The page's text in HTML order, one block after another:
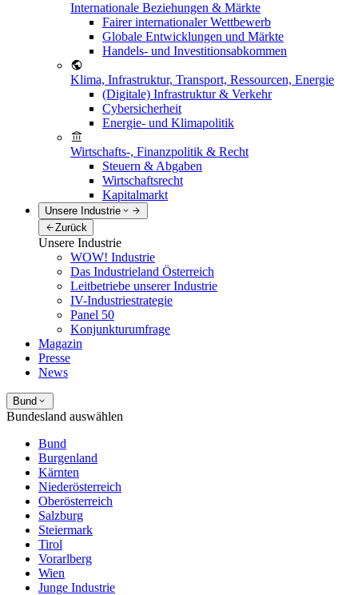
Internationale Beziehungen & Märkte
Fairer internationaler Wettbewerb
Globale Entwicklungen und Märkte
Handels- und Investitionsabkommen
Klima, Infrastruktur, Transport, Ressourcen, Energie
(Digitale) Infrastruktur & Verkehr
Cybersicherheit
Energie- und Klimapolitik
Wirtschafts-, Finanzpolitik & Recht
Steuern & Abgaben
Wirtschaftsrecht
Kapitalmarkt
Unsere Industrie
Zurück
Unsere Industrie
WOW! Industrie
Das Industrieland Österreich
Leitbetriebe unserer Industrie
IV-Industriestrategie
Panel 50
Konjunkturumfrage
Magazin
Presse
News
Bund
Bundesland auswählen
Bund
Burgenland
Kärnten
Niederösterreich
Oberösterreich
Salzburg
Steiermark
Tirol
Vorarlberg
Wien
Junge Industrie